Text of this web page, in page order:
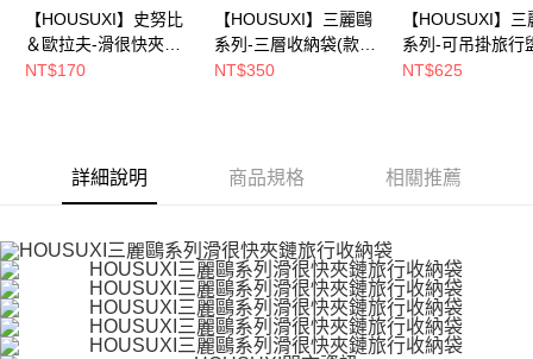
５．嚴禁一人註冊多個帳號或使用他人資訊註冊。若發現惡意使用之情形，
恩沛科技股份有限公司將有權停止該用戶之使用額度並採取法律行動。
【HOUSUXI】史努比
＆歐拉夫-滑很快夾鏈
旅行收納袋-六件組(款
NT$170
【HOUSUXI】三麗鷗
系列-三層收納袋(款式
任選)【5周年慶↘三件
NT$350
【HOUSUXI】三
系列-可吊掛旅行
收納包(款式任選
NT$625
詳細說明 商品規格 相關推薦